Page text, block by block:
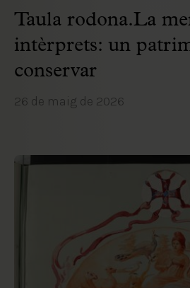
Taula rodona.La
intèrprets: un
conservar
26 de maig de 2026